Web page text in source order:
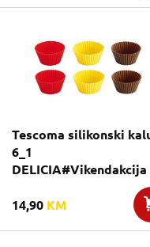
Tescoma silikonski
6_1
DELICIA#Vikendakcija
14,90 KM